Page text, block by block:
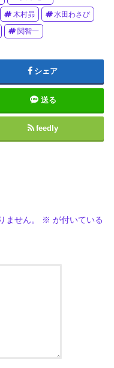
木村昴 水田わさび
関智一
シェア
送る
feedly
ません。 ※ が付いている